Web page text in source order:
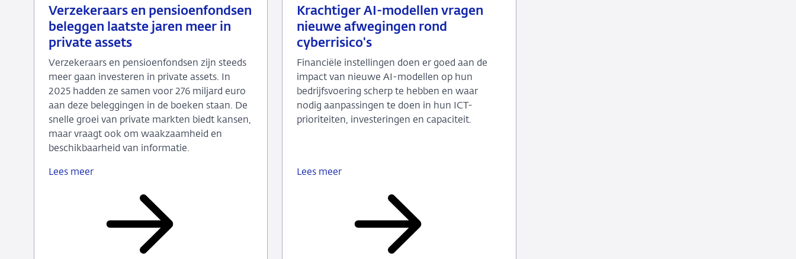
Verzekeraars en pensioenfondsen
beleggen laatste jaren meer in
private assets
15
juli
Nieuwsbericht
toezicht
Verzekeraars en pensioenfondsen zijn steeds
meer gaan investeren in private assets. In
2025 hadden ze samen voor 276 miljard euro
aan deze beleggingen in de boeken staan. De
snelle groei van private markten biedt kansen,
maar vraagt ook om waakzaamheid en
beschikbaarheid van informatie.
Lees meerVerzekeraars
pensioenfondsen
laatste
Krachtiger AI-modellen vragen
nieuwe afwegingen rond
cyberrisico's
10
juli
Nieuwsbericht
toezicht
Financiële instellingen doen er goed aan de
impact van nieuwe AI-modellen op hun
bedrijfsvoering scherp te hebben en waar
nodig aanpassingen te doen in hun ICT-
prioriteiten, investeringen en capaciteit.
Lees meer
nieuwe
afwegingen